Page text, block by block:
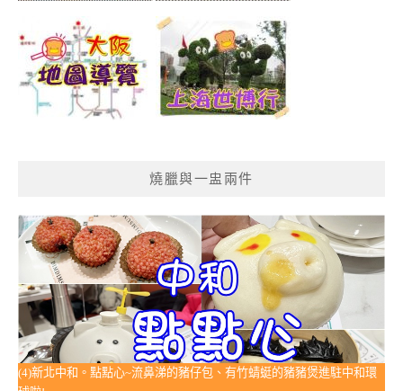
燒臘與一盅兩件
(4)新北中和。點點心~流鼻涕的豬仔包、有竹蜻蜓的豬豬煲進駐中和環